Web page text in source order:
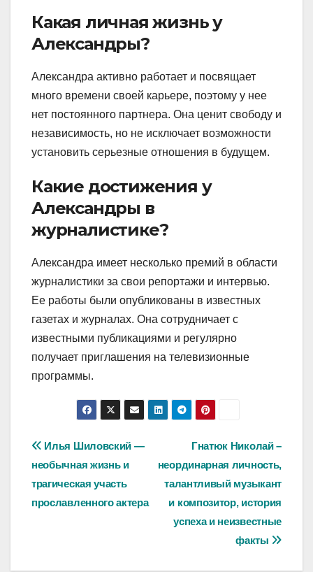
Какая личная жизнь у
Александры?
Александра активно работает и посвящает
много времени своей карьере, поэтому у нее
нет постоянного партнера. Она ценит свободу и
независимость, но не исключает возможности
установить серьезные отношения в будущем.
Какие достижения у
Александры в
журналистике?
Александра имеет несколько премий в области
журналистики за свои репортажи и интервью.
Ее работы были опубликованы в известных
газетах и журналах. Она сотрудничает с
известными публикациями и регулярно
получает приглашения на телевизионные
программы.
Навигация
по
записям
Гнатюк Николай –
неординарная личность,
талантливый музыкант
и композитор, история
успеха и неизвестные
факты
Илья Шиловский —
необычная жизнь и
трагическая участь
прославленного актера